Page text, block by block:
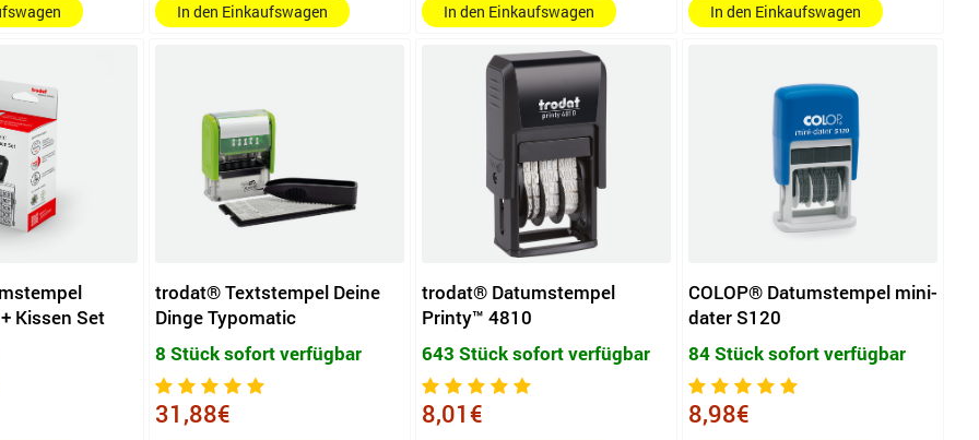
In den Einkaufswagen In den Einkaufswagen In den Einkaufswagen
Kissen Set
trodat® Textstempel Deine
Dinge Typomatic
8 Stück sofort verfügbar
31,88€
trodat® Datumstempel
Printy™ 4810
643 Stück sofort verfügbar
8,01€
COLOP® Datumstempel mini-
dater S120
84 Stück sofort verfügbar
8,98€